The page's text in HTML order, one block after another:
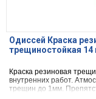
Одиссей Краска
трещиностойкая 14
Краска резиновая
внутренних работ.
трещин до 1мм.